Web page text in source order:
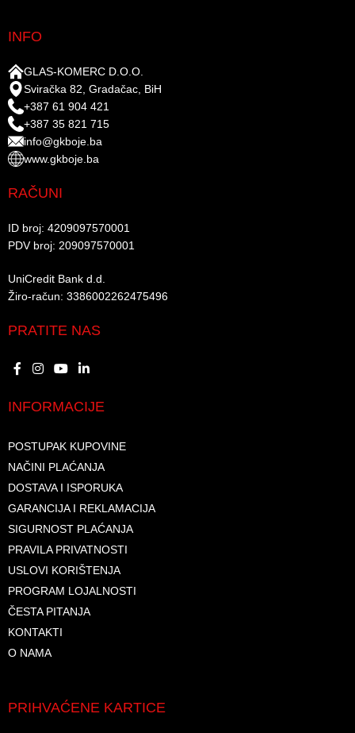
INFO
GLAS-KOMERC D.O.O.
Sviračka 82, Gradačac, BiH
+387 61 904 421
+387 35 821 715
info@gkboje.ba
www.gkboje.ba
RAČUNI
ID broj: 4209097570001​
PDV broj: 209097570001 ​
UniCredit Bank d.d.​
Žiro-račun: 3386002262475496​​
PRATITE NAS
INFORMACIJE
POSTUPAK KUPOVINE
NAČINI PLAĆANJA
DOSTAVA I ISPORUKA
GARANCIJA I REKLAMACIJA
SIGURNOST PLAĆANJA
PRAVILA PRIVATNOSTI
USLOVI KORIŠTENJA
PROGRAM LOJALNOSTI
ČESTA PITANJA
KONTAKTI
O NAMA
PRIHVAĆENE KARTICE